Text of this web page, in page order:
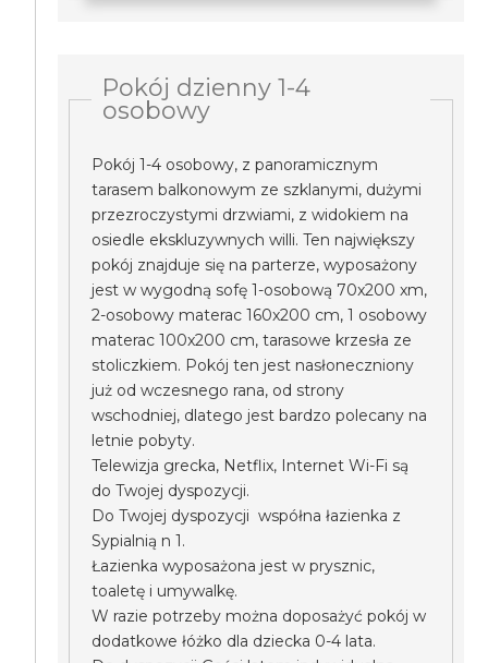
Pokój dzienny 1-4
osobowy
Pokój 1-4 osobowy, z panoramicznym
tarasem balkonowym ze szklanymi, dużymi
przezroczystymi drzwiami, z widokiem na
osiedle ekskluzywnych willi. Ten największy
pokój znajduje się na parterze, wyposażony
jest w wygodną sofę 1-osobową 70x200 xm,
2-osobowy materac 160x200 cm, 1 osobowy
materac 100x200 cm, tarasowe krzesła ze
stoliczkiem. Pokój ten jest nasłoneczniony
już od wczesnego rana, od strony
wschodniej, dlatego jest bardzo polecany na
letnie pobyty.
Telewizja grecka, Netflix, Internet Wi-Fi są
do Twojej dyspozycji.
Do Twojej dyspozycji współna łazienka z
Sypialnią n 1.
Łazienka wyposażona jest w prysznic,
toaletę i umywalkę.
W razie potrzeby można doposażyć pokój w
dodatkowe łóżko dla dziecka 0-4 lata.